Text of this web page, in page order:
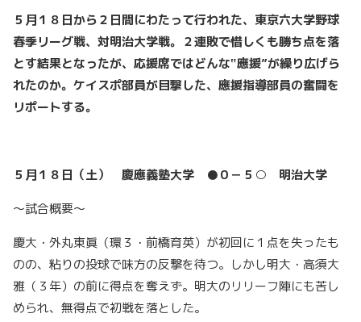
５月１８日から２日間にわたって行われた、東京六大学野球
春季リーグ戦、対明治大学戦。２連敗で惜しくも勝ち点を落
とす結果となったが、応援席ではどんな‟應援”が繰り広げら
れたのか。ケイスポ部員が目撃した、應援指導部員の奮闘を
リポートする。
５月１８日（土） 慶應義塾大学 ●０－５○ 明治大学
～試合概要～
慶大・外丸東眞（環３・前橋育英）が初回に１点を失ったも
のの、粘りの投球で味方の反撃を待つ。しかし明大・高須大
雅（３年）の前に得点を奪えず。明大のリリーフ陣にも苦し
められ、無得点で初戦を落とした。